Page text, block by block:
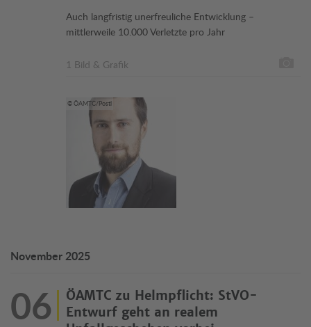
Auch langfristig unerfreuliche Entwicklung –
mittlerweile 10.000 Verletzte pro Jahr
1 Bild & Grafik
© ÖAMTC/Postl
November 2025
06
ÖAMTC zu Helmpflicht: StVO-
Entwurf geht an realem